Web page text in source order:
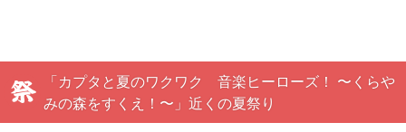
「カプタと夏のワクワク 音楽ヒーローズ！ 〜くらや
みの森をすくえ！〜」近くの夏祭り